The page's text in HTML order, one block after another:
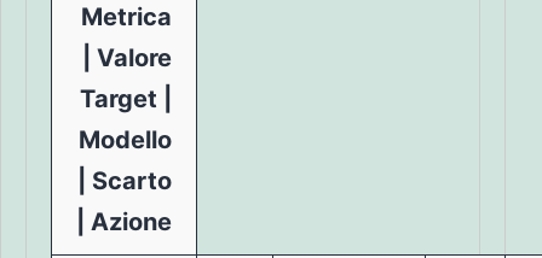
Metrica
| Valore
Target |
Modello
| Scarto
| Azione